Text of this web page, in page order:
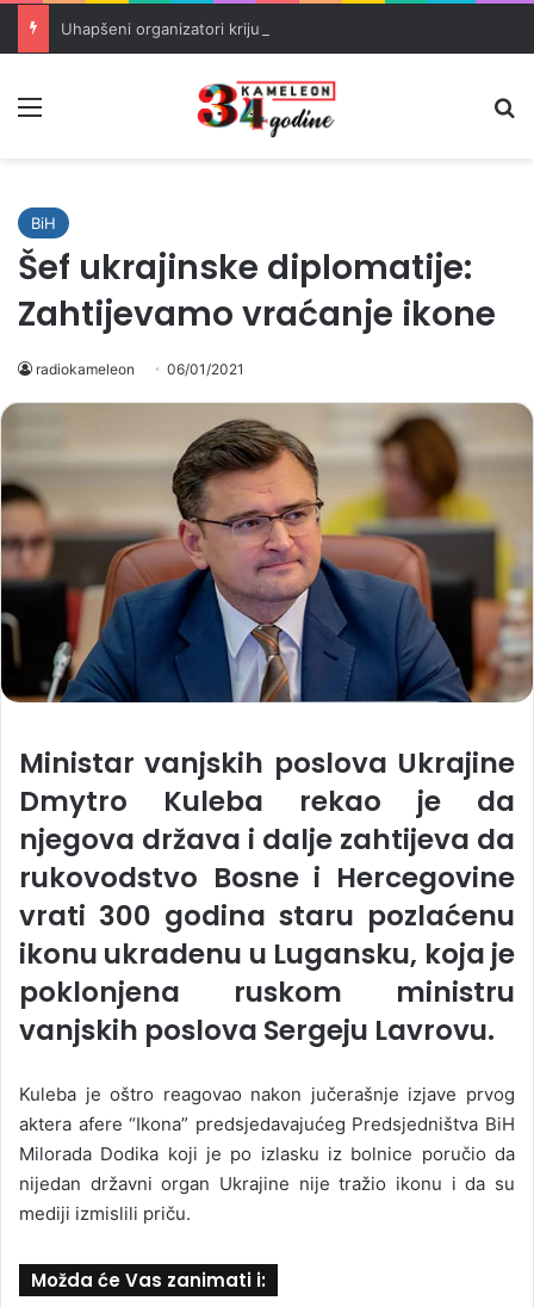
BiH
Šef ukrajinske diplomatije:
Zahtijevamo vraćanje ikone
radiokameleon 06/01/2021
Ministar vanjskih poslova Ukrajine
Dmytro Kuleba rekao je da
njegova država i dalje zahtijeva da
rukovodstvo Bosne i Hercegovine
vrati 300 godina staru pozlaćenu
ikonu ukradenu u Lugansku, koja je
poklonjena ruskom ministru
vanjskih poslova Sergeju Lavrovu.
Kuleba je oštro reagovao nakon jučerašnje izjave prvog
aktera afere “Ikona” predsjedavajućeg Predsjedništva BiH
Milorada Dodika koji je po izlasku iz bolnice poručio da
nijedan državni organ Ukrajine nije tražio ikonu i da su
mediji izmislili priču.
Možda će Vas zanimati i: